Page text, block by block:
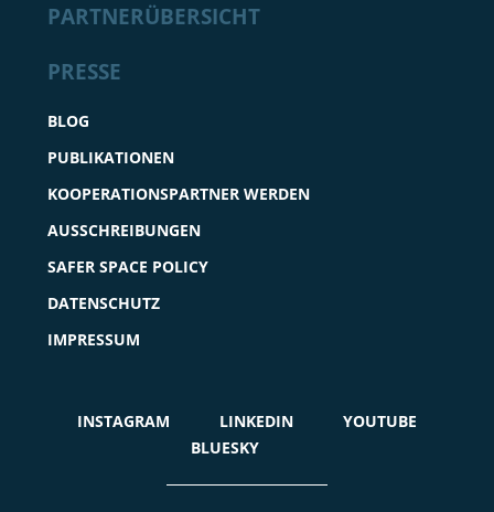
PARTNERÜBERSICHT
PRESSE
BLOG
PUBLIKATIONEN
KOOPERATIONSPARTNER WERDEN
AUSSCHREIBUNGEN
SAFER SPACE POLICY
DATENSCHUTZ
IMPRESSUM
INSTAGRAM LINKEDIN
YOUTUBE
BLUESKY